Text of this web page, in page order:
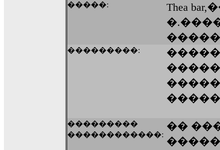
������! ��� ������ �� �����...
������� ���� ���� ������;
�����:
Thea
���������:
���������
������������:
��